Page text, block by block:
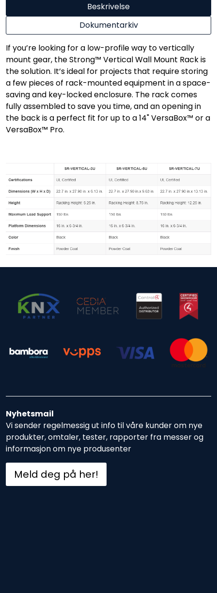
Beskrivelse
Dokumentarkiv
If you’re looking for a low-profile way to vertically
mount gear, the Strong™ Vertical Wall Mount Rack is
the solution. It’s ideal for projects that require storing
a few pieces of rack-mounted equipment in a space-
saving and key-locked enclosure. The rack comes
fully assembled to save you time, and an opening in
the back is a perfect fit for up to a 14" VersaBox™ or a
VersaBox™ Pro.
Nyhetsmail
Vi sender regelmessig ut info til våre kunder om nye
produkter, omtaler, tester, rapporter fra messer og
informasjon om nye produsenter
Meld deg på her!